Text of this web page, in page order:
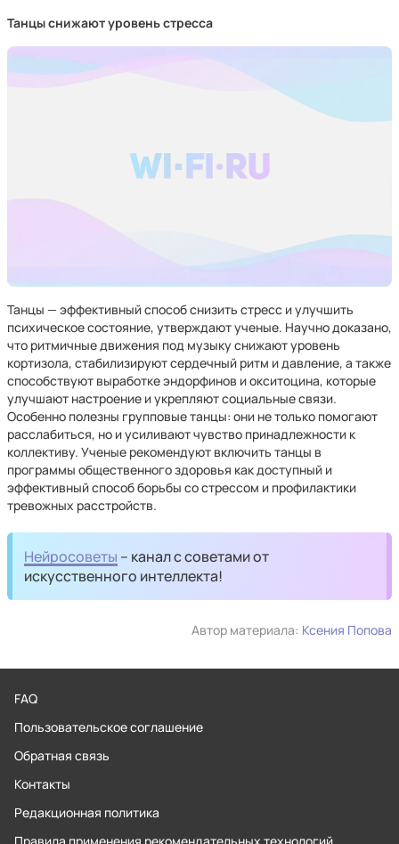
Танцы снижают уровень стресса
Танцы — эффективный способ снизить стресс и улучшить
психическое состояние, утверждают ученые. Научно доказано,
что ритмичные движения под музыку снижают уровень
кортизола, стабилизируют сердечный ритм и давление, а также
способствуют выработке эндорфинов и окситоцина, которые
улучшают настроение и укрепляют социальные связи.
Особенно полезны групповые танцы: они не только помогают
расслабиться, но и усиливают чувство принадлежности к
коллективу. Ученые рекомендуют включить танцы в
программы общественного здоровья как доступный и
эффективный способ борьбы со стрессом и профилактики
тревожных расстройств.
Нейросоветы – канал с советами от
искусственного интеллекта!
Автор материала: Ксения Попова
FAQ
Пользовательское соглашение
Обратная связь
Контакты
Редакционная политика